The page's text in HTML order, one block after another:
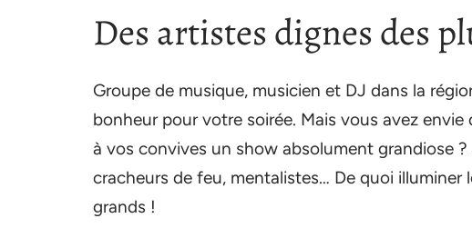
Des artistes dignes des
Groupe de musique, musicien et DJ dans la
bonheur pour votre soirée. Mais vous avez
à vos convives un show absolument grandiose
cracheurs de feu, mentalistes… De quoi illuminer
grands !